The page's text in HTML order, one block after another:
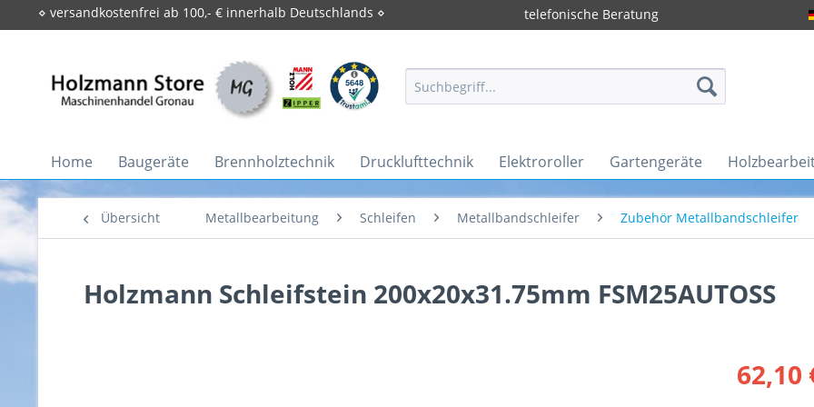
⋄ versandkostenfrei ab 100,- € innerhalb Deutschlands ⋄ telefonische Beratung
Home Baugeräte Brennholztechnik Drucklufttechnik Elektroroller Gartengeräte
Übersicht Metallbearbeitung Schleifen Metallbandschleifer Zubehör Metallbandschleifer
Holzmann Schleifstein 200x20x31.75mm FSM25AUTOSS
62,10